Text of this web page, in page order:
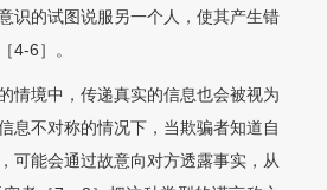
识的试图说服另一个人，使其产生错
4-6］。
情境中，传递真实的信息也会被视为
息不对称的情况下，当欺骗者知道自
可能会通过故意向对方透露事实，从